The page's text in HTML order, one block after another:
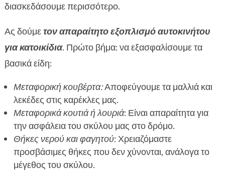
διασκεδάσουμε περισσότερο.
Ας δούμετον απαραίτητο εξοπλισμό αυτοκινήτου
για κατοικίδια. Πρώτο βήμα: να εξασφαλίσουμε τα
βασικά είδη:
Μεταφορική κουβέρτα:Αποφεύγουμε τα μαλλιά και
λεκέδες στις καρέκλες μας.
Μεταφορικά κουτιά ή λουριά: Είναι απαραίτητα για
την ασφάλεια του σκύλου μας στο δρόμο.
Θήκες νερού και φαγητού: Χρειαζόμαστε
προσβάσιμες θήκες που δεν χύνονται, ανάλογα το
μέγεθος του σκύλου.